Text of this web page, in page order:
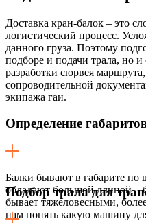
Доставка кран-балок – это
логистический процесс.
данного груза. Поэтому
подборе и подачи трала, но и
разработки сюрвея
сопроводительной
экипажа гаи.
Определение
Балки бывают в габарите по
обладают большой длиной –
бывает тяжеловесными,
нам понять какую машину
Подбор трала для